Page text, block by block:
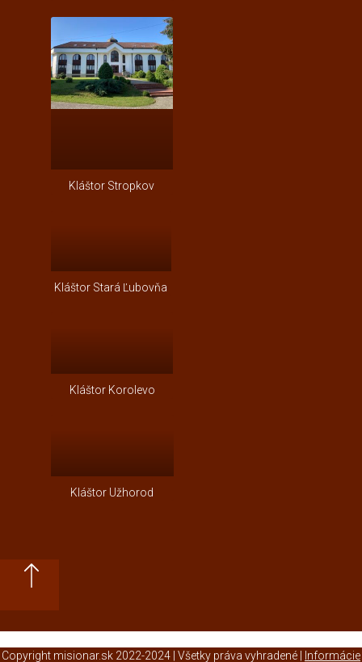
Kláštor Stropkov
Kláštor Stará Ľubovňa
Kláštor Korolevo
Kláštor Užhorod
Copyright misionar.sk 2022-2024 | Všetky práva vyhradené | Informácie